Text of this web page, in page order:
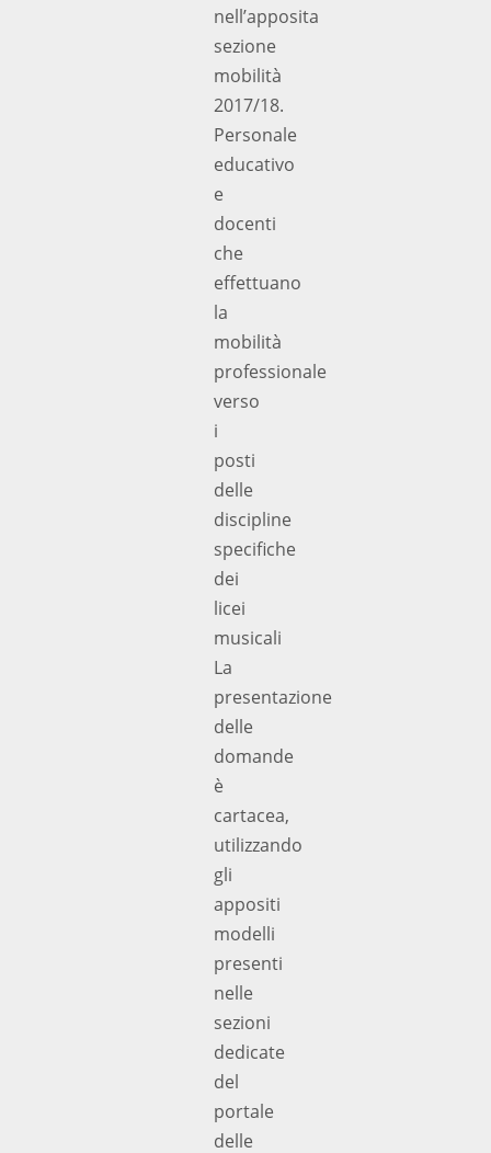
nell’apposita
sezione
mobilità
2017/18.
Personale
educativo
e
docenti
che
effettuano
la
mobilità
professionale
verso
i
posti
delle
discipline
specifiche
dei
licei
musicali
La
presentazione
delle
domande
è
cartacea,
utilizzando
gli
appositi
modelli
presenti
nelle
sezioni
dedicate
del
portale
delle